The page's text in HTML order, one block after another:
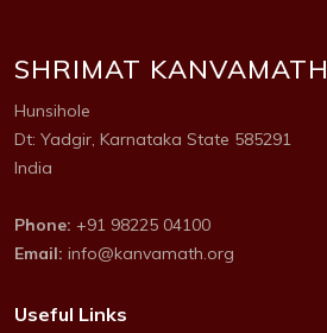
SHRIMAT KANVAMATH
Hunsihole
Dt: Yadgir, Karnataka State 585291
India
Phone: +91 98225 04100
Email: info@kanvamath.org
Useful Links